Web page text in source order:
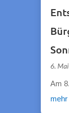
6.
Am